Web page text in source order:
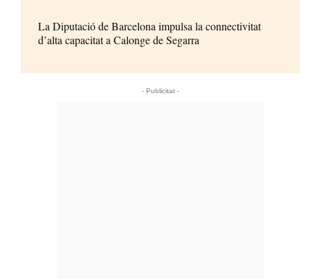
La Diputació de Barcelona impulsa la connectivitat
d’alta capacitat a Calonge de Segarra
- Publicitat -